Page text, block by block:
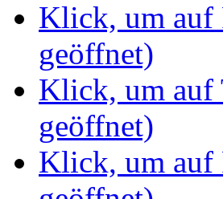
Klick, um auf
geöffnet)
Klick, um auf
geöffnet)
Klick, um auf